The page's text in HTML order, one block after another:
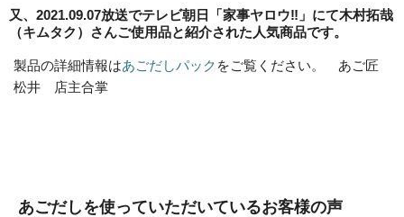
又、2021.09.07放送でテレビ朝日「家事ヤロウ‼」にて木村拓哉
（キムタク）さんご使用品と紹介された人気商品です。
製品の詳細情報はあごだしパック をご覧ください。 あご匠
松井 店主合掌
あごだしを使っていただいているお客様の声